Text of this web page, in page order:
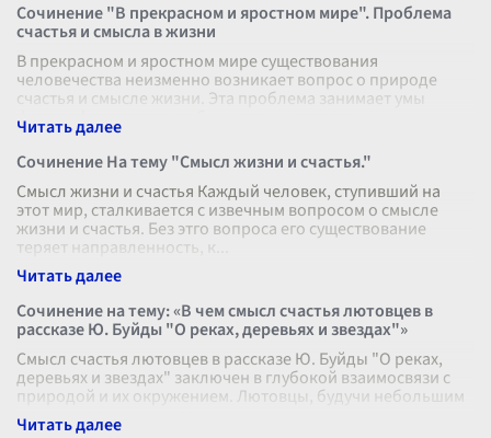
Сочинение "В прекрасном и яростном мире". Проблема
счастья и смысла в жизни
В прекрасном и яростном мире существования
человечества неизменно возникает вопрос о природе
счастья и смысле жизни. Эта проблема занимает умы
философов, поэтов и обыкновенных люде
Сочинение На тему "Смысл жизни и счастья."
Смысл жизни и счастья Каждый человек, ступивший на
этот мир, сталкивается с извечным вопросом о смысле
жизни и счастья. Без этго вопроса его существование
теряет направленность, к
Сочинение на тему: «В чем смысл счастья лютовцев в
рассказе Ю. Буйды "О реках, деревьях и звездах"»
Смысл счастья лютовцев в рассказе Ю. Буйды "О реках,
деревьях и звездах" заключен в глубокой взаимосвязи с
природой и их окружением. Лютовцы, будучи небольшим
и тесно сплоченным со